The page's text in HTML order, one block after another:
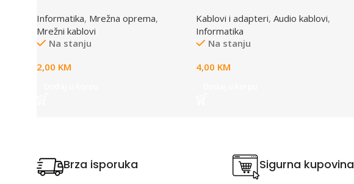
Informatika, Mrežna oprema,
Mrežni kablovi
Na stanju
2,00 KM
Kablovi i adapteri, Audio kablovi,
Informatika
Na stanju
4,00 KM
Brza isporuka Sigurna kupovina